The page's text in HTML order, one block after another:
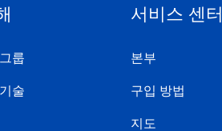
룹
술
서비스 센터
본부
구입 방법
지도